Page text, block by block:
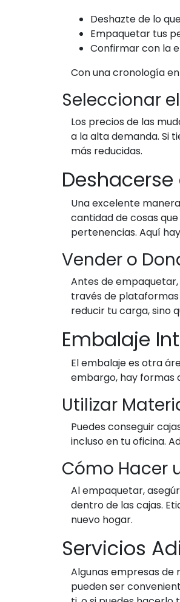
Deshazte de lo
Empaquetar tus
Confirmar con la
Con una cronología
Seleccionar
Los precios de las
a la alta demanda. Si
más reducidas.
Una excelente
cantidad de cosas
pertenencias. Aquí
Vender o
Antes de
través de
reducir tu carga, sino
Embalaje
El embalaje es otra
embargo, hay formas
Utilizar
Puedes conseguir
incluso en tu oficina.
Cómo Hacer
Al empaquetar,
dentro de las cajas.
nuevo hogar.
Servicios
Algunas empresas de
pueden ser